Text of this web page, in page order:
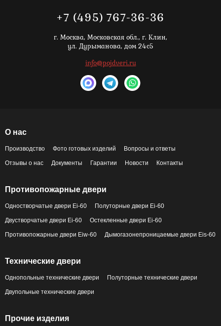
+7 (495) 767-36-36
г. Москва, Московская обл., г. Клин,
ул. Дурыманова, дом 24с5
info@pojdveri.ru
О нас
Производство Фото готовых изделий Вопросы и ответы
Отзывы о нас Документы Гарантии Новости Контакты
Противопожарные двери
Одностворчатые двери Ei-60 Полуторные двери Ei-60
Двустворчатые двери Ei-60 Остекленные двери Ei-60
Противопожарные двери Eiw-60 Дымогазонепроницаемые двери Eis-60
Технические двери
Однопольные технические двери Полуторные технические двери
Двупольные технические двери
Прочие изделия